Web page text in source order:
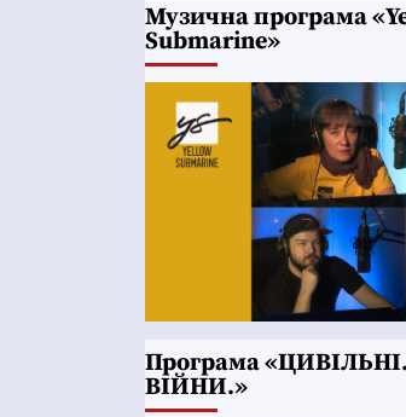
Музична програма
Submarine»
Програма
ВІЙНИ.»